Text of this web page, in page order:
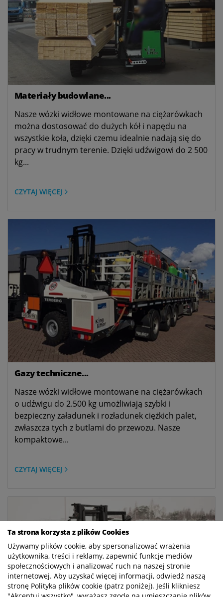
Materiały budowlane...
Nasze wózki widłowe montowane na ciężarówkach
można dostosować do dużych kół i napędu na
wszystkie koła, dzięki czemu idealnie nadają się do
pracy w trudnym terenie. Dzięki udźwigowi do 2 500
kg...
CZYTAJ WIĘCEJ
Gazy techniczne...
Nasze wózki widłowe montowane na ciężarówkach
o udźwigu do 2.500 kg umożliwiają szybki i
bezpieczny załadunek i rozładunek ciężkich palet,
zwłaszcza tych z butlami do przewozu. Nasze
kompaktowe...
CZYTAJ WIĘCEJ
Ta strona korzysta z plików Cookies
Używamy plików cookie, aby spersonalizować wrażenia
użytkownika, treści i reklamy, zapewnić funkcje mediów
społecznościowych i analizować ruch na naszej stronie
internetowej. Aby uzyskać więcej informacji, odwiedź naszą
stronę Polityka plików cookie (patrz poniżej). Jeśli klikniesz